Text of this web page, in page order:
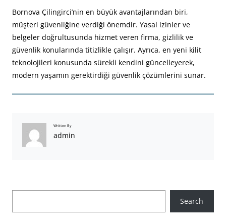
Bornova Çilingirci’nin en büyük avantajlarından biri,
müşteri güvenliğine verdiği önemdir. Yasal izinler ve
belgeler doğrultusunda hizmet veren firma, gizlilik ve
güvenlik konularında titizlikle çalışır. Ayrıca, en yeni kilit
teknolojileri konusunda sürekli kendini güncelleyerek,
modern yaşamın gerektirdiği güvenlik çözümlerini sunar.
Written By
admin
Search